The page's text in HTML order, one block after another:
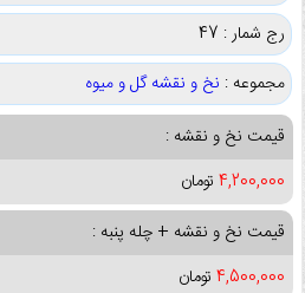
رج شمار : 47
مجموعه : نخ و نقشه گل و میوه
قیمت نخ و نقشه :
4,200,000 تومان
قیمت نخ و نقشه + چله پنبه :
4,500,000 تومان